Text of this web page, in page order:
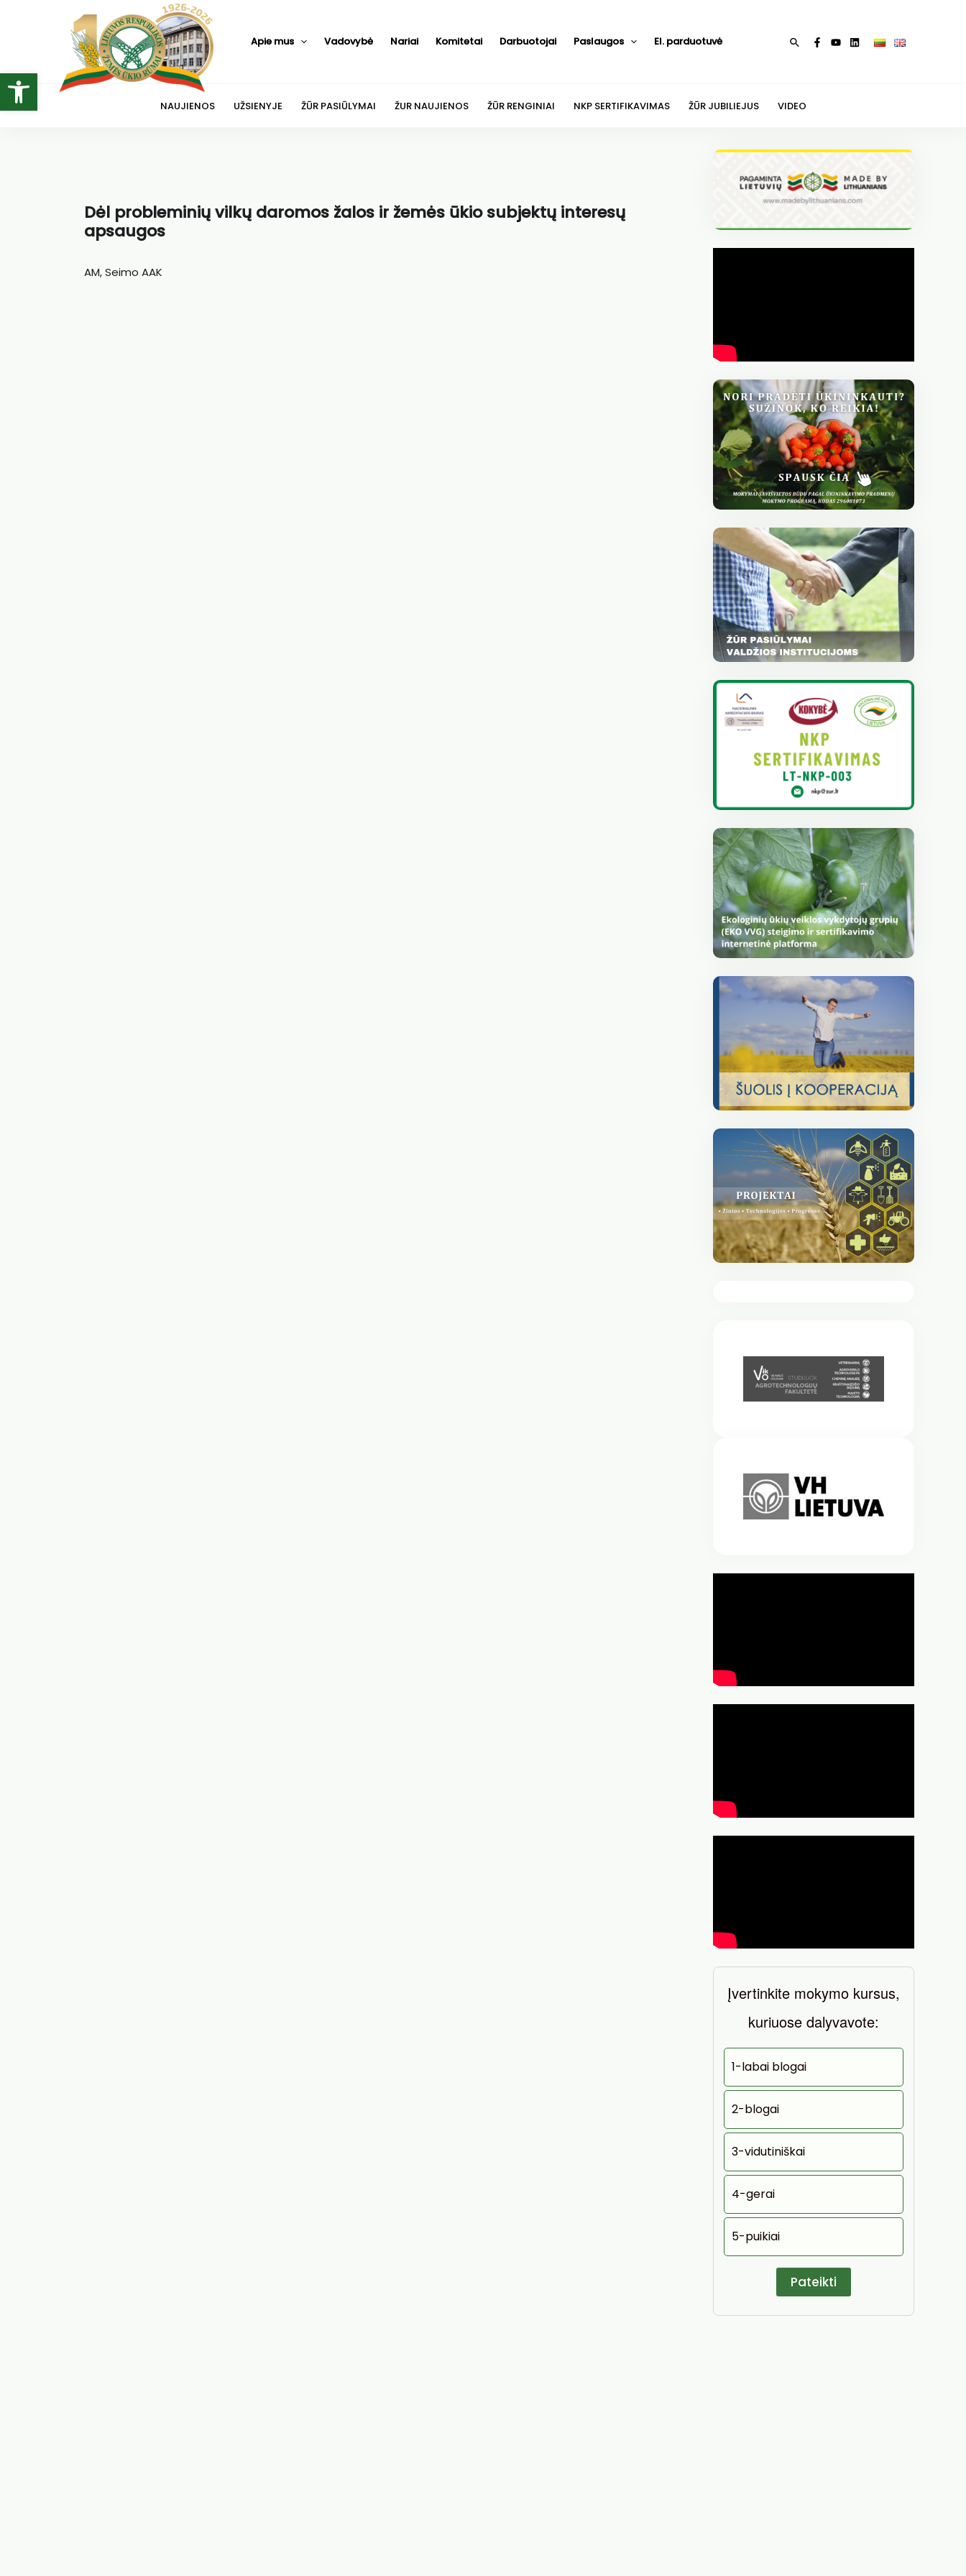
Open toolbar
Apie mus Vadovybė Nariai Komitetai Darbuotojai Paslaugos El. parduotuvė Paieška
NAUJIENOS UŽSIENYJE ŽŪR PASIŪLYMAI ŽUR NAUJIENOS ŽŪR RENGINIAI NKP SERTIFIKAVIMAS ŽŪR JUBILIEJUS VIDEO
Dėl probleminių vilkų daromos žalos ir žemės ūkio subjektų interesų
apsaugos
AM, Seimo AAK
Įvertinkite mokymo kursus,
kuriuose dalyvavote:
1-labai blogai
2-blogai
3-vidutiniškai
4-gerai
5-puikiai